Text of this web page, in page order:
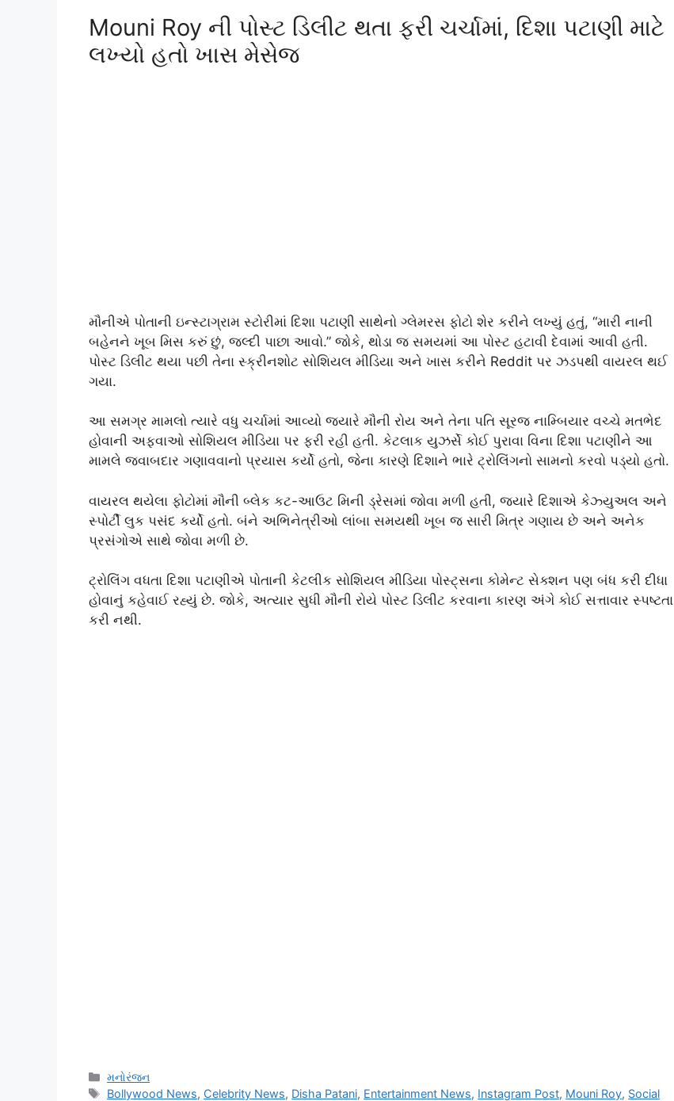
Mouni Roy ની પોસ્ટ ડિલીટ થતા ફરી ચર્ચામાં, દિશા પટાણી માટે
લખ્યો હતો ખાસ મેસેજ
મૌનીએ પોતાની ઇન્સ્ટાગ્રામ સ્ટોરીમાં દિશા પટાણી સાથેનો ગ્લેમરસ ફોટો શેર કરીને લખ્યું હતું, “મારી નાની
બહેનને ખૂબ મિસ કરું છું, જલ્દી પાછા આવો.” જોકે, થોડા જ સમયમાં આ પોસ્ટ હટાવી દેવામાં આવી હતી.
પોસ્ટ ડિલીટ થયા પછી તેના સ્ક્રીનશોટ સોશિયલ મીડિયા અને ખાસ કરીને Reddit પર ઝડપથી વાયરલ થઈ
ગયા.
આ સમગ્ર મામલો ત્યારે વધુ ચર્ચામાં આવ્યો જ્યારે મૌની રોય અને તેના પતિ સૂરજ નામ્બિયાર વચ્ચે મતભેદ
હોવાની અફવાઓ સોશિયલ મીડિયા પર ફરી રહી હતી. કેટલાક યુઝર્સે કોઈ પુરાવા વિના દિશા પટાણીને આ
મામલે જવાબદાર ગણાવવાનો પ્રયાસ કર્યો હતો, જેના કારણે દિશાને ભારે ટ્રોલિંગનો સામનો કરવો પડ્યો હતો.
વાયરલ થયેલા ફોટોમાં મૌની બ્લેક કટ-આઉટ મિની ડ્રેસમાં જોવા મળી હતી, જ્યારે દિશાએ કેઝ્યુઅલ અને
સ્પોર્ટી લુક પસંદ કર્યો હતો. બંને અભિનેત્રીઓ લાંબા સમયથી ખૂબ જ સારી મિત્ર ગણાય છે અને અનેક
પ્રસંગોએ સાથે જોવા મળી છે.
ટ્રોલિંગ વધતા દિશા પટાણીએ પોતાની કેટલીક સોશિયલ મીડિયા પોસ્ટ્સના કોમેન્ટ સેક્શન પણ બંધ કરી દીધા
હોવાનું કહેવાઈ રહ્યું છે. જોકે, અત્યાર સુધી મૌની રોયે પોસ્ટ ડિલીટ કરવાના કારણ અંગે કોઈ સત્તાવાર સ્પષ્ટતા
કરી નથી.
Categories
મનોરંજન
Tags
Bollywood News, Celebrity News, Disha Patani, Entertainment News, Instagram Post, Mouni Roy, Social